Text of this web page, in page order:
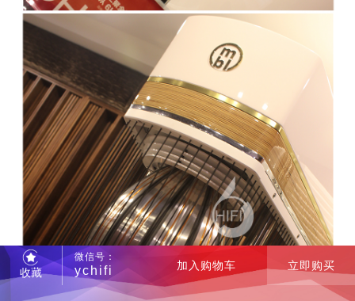
收藏
微信号：
ychifi 加入购物车 立即购买